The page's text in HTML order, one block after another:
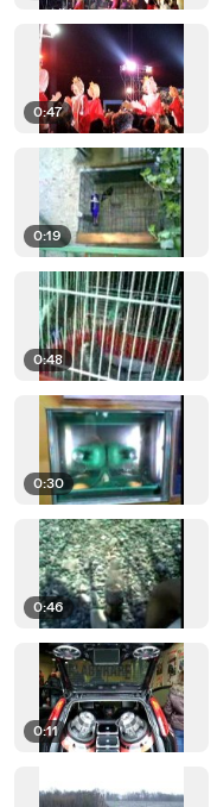
0:47
0:19
0:48
0:30
0:46
0:11